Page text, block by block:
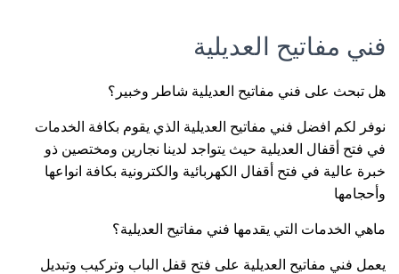
فني مفاتيح العديلية
هل تبحث على فني مفاتيح العديلية شاطر وخبير؟
نوفر لكم افضل فني مفاتيح العديلية الذي يقوم بكافة الخدمات
في فتح أقفال العديلية حيث يتواجد لدينا نجارين ومختصين ذو
خبرة عالية في فتح أقفال الكهربائية والكترونية بكافة انواعها
وأحجامها
ماهي الخدمات التي يقدمها فني مفاتيح العديلية؟
يعمل فني مفاتيح العديلية على فتح قفل الباب وتركيب وتبديل